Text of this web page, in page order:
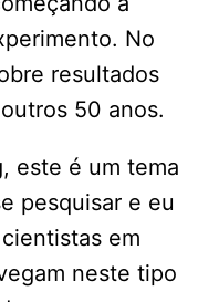
No
resultados
50 anos.
este é um tema
pesquisar e eu
em
neste tipo